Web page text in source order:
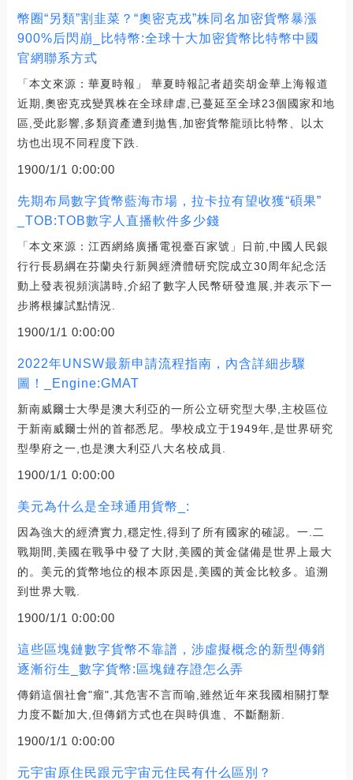
幣圈“另類”割韭菜？“奧密克戎”株同名加密貨幣暴漲
900%后閃崩_比特幣:全球十大加密貨幣比特幣中國
官網聯系方式
「本文來源：華夏時報」 華夏時報記者趙奕胡金華上海報道
近期,奧密克戎變異株在全球肆虐,已蔓延至全球23個國家和地
區,受此影響,多類資產遭到拋售,加密貨幣龍頭比特幣、以太
坊也出現不同程度下跌.
1900/1/1 0:00:00
先期布局數字貨幣藍海市場，拉卡拉有望收獲“碩果”
_TOB:TOB數字人直播軟件多少錢
「本文來源：江西網絡廣播電視臺百家號」日前,中國人民銀
行行長易綱在芬蘭央行新興經濟體研究院成立30周年紀念活
動上發表視頻演講時,介紹了數字人民幣研發進展,并表示下一
步將根據試點情況.
1900/1/1 0:00:00
2022年UNSW最新申請流程指南，內含詳細步驟
圖！_Engine:GMAT
新南威爾士大學是澳大利亞的一所公立研究型大學,主校區位
于新南威爾士州的首都悉尼。學校成立于1949年,是世界研究
型學府之一,也是澳大利亞八大名校成員.
1900/1/1 0:00:00
美元為什么是全球通用貨幣_:
因為強大的經濟實力,穩定性,得到了所有國家的確認。一.二
戰期間,美國在戰爭中發了大財,美國的黃金儲備是世界上最大
的。美元的貨幣地位的根本原因是,美國的黃金比較多。追溯
到世界大戰.
1900/1/1 0:00:00
這些區塊鏈數字貨幣不靠譜，涉虛擬概念的新型傳銷
逐漸衍生_數字貨幣:區塊鏈存證怎么弄
傳銷這個社會"瘤",其危害不言而喻,雖然近年來我國相關打擊
力度不斷加大,但傳銷方式也在與時俱進、不斷翻新.
1900/1/1 0:00:00
元宇宙原住民跟元宇宙元住民有什么區別？